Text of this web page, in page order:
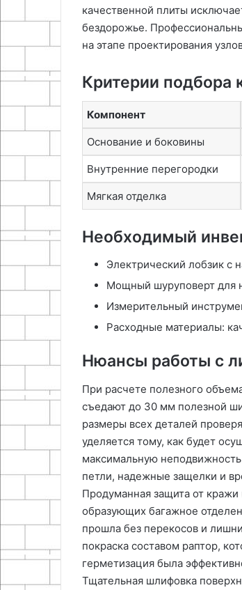
качественной плиты
бездорожье.
на этапе проектирования
Критерии подбора
Компонент
Основание и боковины
Внутренние перегородки
Мягкая отделка
Необходимый
Электрический лобзик с
Мощный шуруповерт для
Измерительный
Расходные материалы:
Нюансы работы с
При расчете полезного
съедают до 30 мм полезной
размеры всех деталей
уделяется тому, как будет
максимальную
петли, надежные защелки и
Продуманная защита от кражи
образующих багажное
прошла без перекосов и
покраска составом раптор,
герметизация была
Тщательная шлифовка